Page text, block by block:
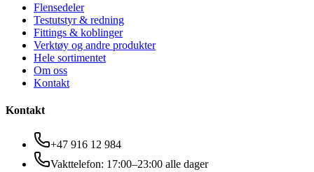
Flensedeler
Testutstyr & redning
Fittings & koblinger
Verktøy og andre produkter
Hele sortimentet
Om oss
Kontakt
Kontakt
+47 916 12 984
Vakttelefon: 17:00–23:00 alle dager